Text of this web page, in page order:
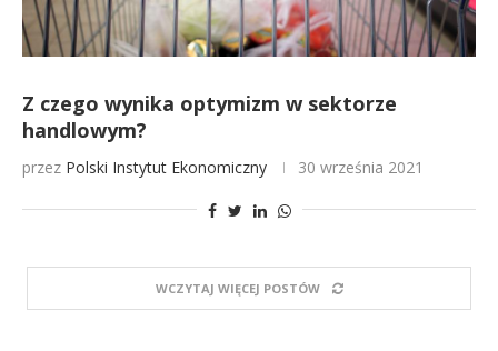
Z czego wynika optymizm w sektorze
handlowym?
przez Polski Instytut Ekonomiczny 30 września 2021
WCZYTAJ WIĘCEJ POSTÓW